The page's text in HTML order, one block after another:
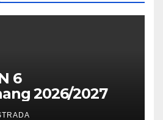
6
2026/2027